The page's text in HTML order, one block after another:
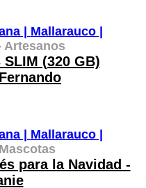
| Mallarauco |
Artesanos
SLIM (320 GB)
| Mallarauco |
para la Navidad -